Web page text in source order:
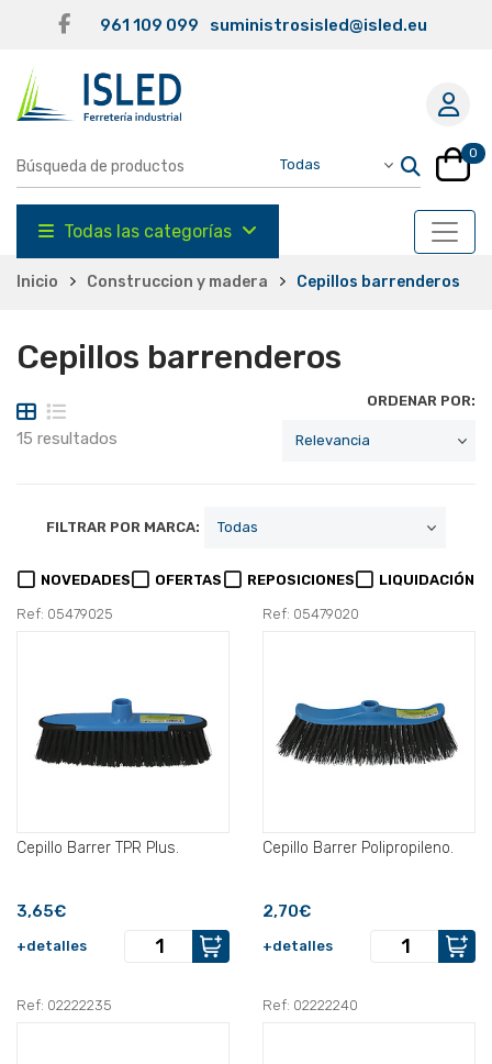
961 109 099 suministrosisled@isled.eu
0
Todas las categorías
Inicio Construccion y madera Cepillos barrenderos
Cepillos barrenderos
15 resultados
ORDENAR POR:
FILTRAR POR MARCA:
NOVEDADES OFERTAS REPOSICIONES LIQUIDACIÓN
Ref: 05479025
Cepillo Barrer TPR Plus.
3,65€
+detalles
Ref: 05479020
Cepillo Barrer Polipropileno.
2,70€
+detalles
Ref: 02222235 Ref: 02222240